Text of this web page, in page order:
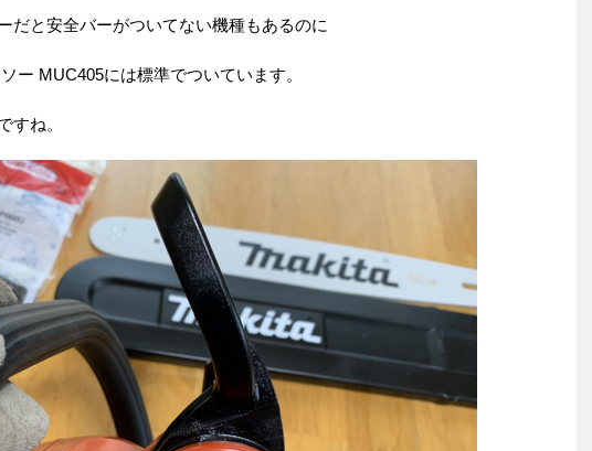
だと安全バーがついてない機種もあるのに
ー MUC405には標準でついています。
すね。